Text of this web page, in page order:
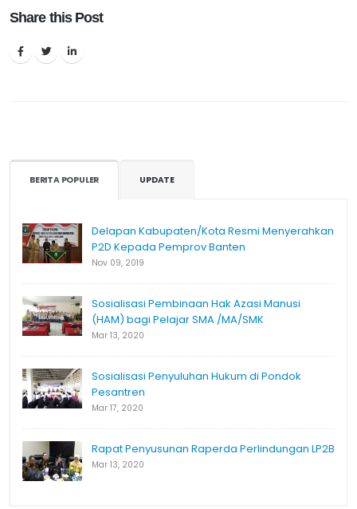
Share this Post
BERITA POPULER UPDATE
Delapan Kabupaten/Kota Resmi Menyerahkan
P2D Kepada Pemprov Banten
Nov 09, 2019
Sosialisasi Pembinaan Hak Azasi Manusi
(HAM) bagi Pelajar SMA /MA/SMK
Mar 13, 2020
Sosialisasi Penyuluhan Hukum di Pondok
Pesantren
Mar 17, 2020
Rapat Penyusunan Raperda Perlindungan LP2B
Mar 13, 2020